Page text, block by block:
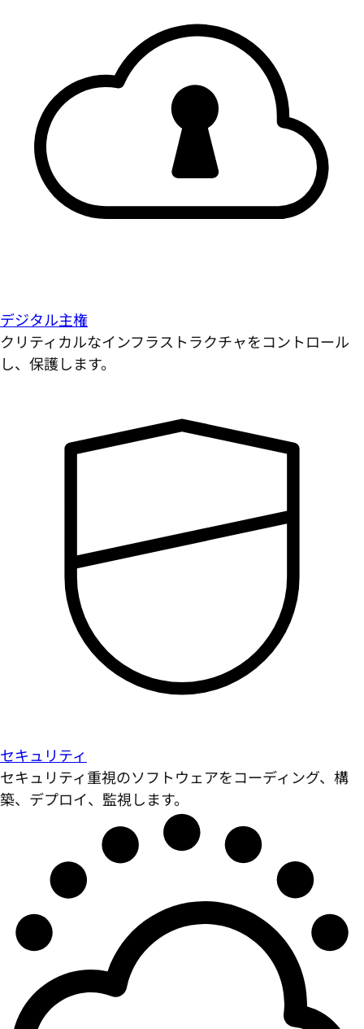
デジタル主権
クリティカルなインフラストラクチャをコントロール
し、保護します。
セキュリティ
セキュリティ重視のソフトウェアをコーディング、構
築、デプロイ、監視します。